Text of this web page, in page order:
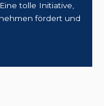
tolle Initiative,
fördert und